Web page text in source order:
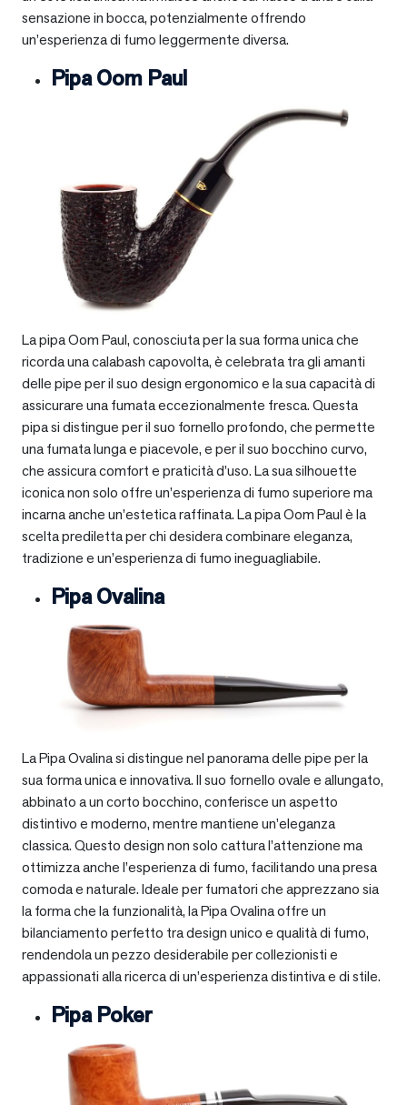
sensazione in bocca, potenzialmente offrendo
un’esperienza di fumo leggermente diversa.
Pipa Oom Paul
La pipa Oom Paul, conosciuta per la sua forma unica che
ricorda una calabash capovolta, è celebrata tra gli amanti
delle pipe per il suo design ergonomico e la sua capacità di
assicurare una fumata eccezionalmente fresca. Questa
pipa si distingue per il suo fornello profondo, che permette
una fumata lunga e piacevole, e per il suo bocchino curvo,
che assicura comfort e praticità d’uso. La sua silhouette
iconica non solo offre un’esperienza di fumo superiore ma
incarna anche un’estetica raffinata. La pipa Oom Paul è la
scelta prediletta per chi desidera combinare eleganza,
tradizione e un’esperienza di fumo ineguagliabile.
Pipa Ovalina
La Pipa Ovalina si distingue nel panorama delle pipe per la
sua forma unica e innovativa. Il suo fornello ovale e allungato,
abbinato a un corto bocchino, conferisce un aspetto
distintivo e moderno, mentre mantiene un’eleganza
classica. Questo design non solo cattura l’attenzione ma
ottimizza anche l’esperienza di fumo, facilitando una presa
comoda e naturale. Ideale per fumatori che apprezzano sia
la forma che la funzionalità, la Pipa Ovalina offre un
bilanciamento perfetto tra design unico e qualità di fumo,
rendendola un pezzo desiderabile per collezionisti e
appassionati alla ricerca di un’esperienza distintiva e di stile.
Pipa Poker